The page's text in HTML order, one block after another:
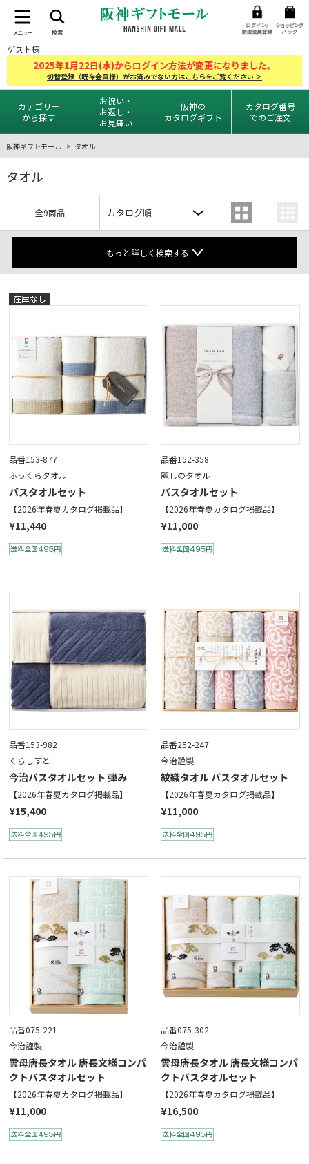
ゲスト様
2025年1月22日(水)からログイン方法が変更になりました。
切替登録（既存会員様）がお済みでない方はこちらをご覧ください ＞
カテゴリー
から探す
お祝い・
お返し・
お見舞い
阪神の
カタログギフト
カタログ番号
でのご注文
阪神ギフトモール タオル
タオル
全9商品
もっと詳しく検索する
品番153-877
ふっくらタオル
バスタオルセット
【2026年春夏カタログ掲載品】
¥11,440
品番152-358
麗しのタオル
バスタオルセット
【2026年春夏カタログ掲載品】
¥11,000
品番153-982
くらしすと
今治バスタオルセット 弾み
【2026年春夏カタログ掲載品】
¥15,400
品番252-247
今治謹製
紋織タオル バスタオルセット
【2026年春夏カタログ掲載品】
¥11,000
品番075-221
今治謹製
雲母唐長タオル 唐長文様コンパ
クトバスタオルセット
【2026年春夏カタログ掲載品】
¥11,000
品番075-302
今治謹製
雲母唐長タオル 唐長文様コンパ
クトバスタオルセット
【2026年春夏カタログ掲載品】
¥16,500